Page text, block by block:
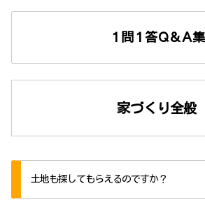
１問１答Ｑ＆Ａ集
家づくり全般
土地も探してもらえるのですか？